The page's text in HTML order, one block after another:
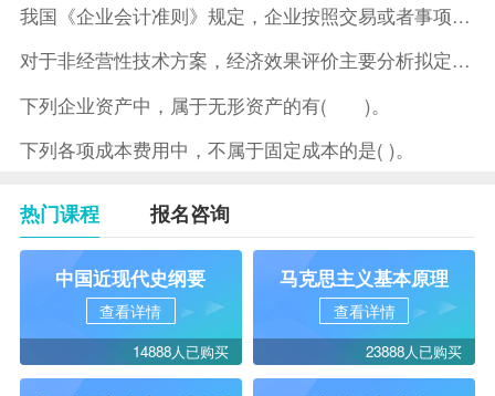
我国《企业会计准则》规定，企业按照交易或者事项的经济特征确定
对于非经营性技术方案，经济效果评价主要分析拟定方案的( )。
下列企业资产中，属于无形资产的有( )。
下列各项成本费用中，不属于固定成本的是( )。
热门课程 报名咨询
中国近现代史纲要
查看详情
14888人已购买
马克思主义基本原理
查看详情
23888人已购买